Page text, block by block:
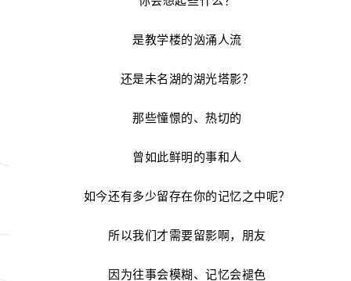
是教学楼的汹涌人流
还是未名湖的湖光塔影？
那些憧憬的、热切的
曾如此鲜明的事和人
如今还有多少留存在你的记忆之中呢？
所以我们才需要留影啊，朋友
因为往事会模糊、记忆会褪色